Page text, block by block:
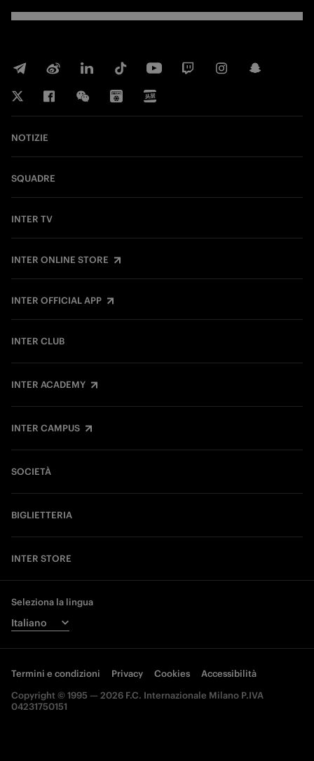
NOTIZIE
SQUADRE
INTER TV
INTER ONLINE STORE
INTER OFFICIAL APP
INTER CLUB
INTER ACADEMY
INTER CAMPUS
SOCIETÀ
BIGLIETTERIA
INTER STORE
Seleziona la lingua
Termini e condizioni Privacy Cookies
Accessibilità
Copyright © 1995 — 2026 F.C. Internazionale Milano P.IVA
04231750151